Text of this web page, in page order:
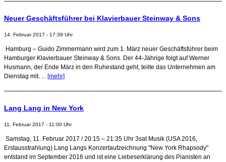
Neuer Geschäftsführer bei Klavierbauer Steinway & Sons
14. Februar 2017 - 17:39 Uhr
Hamburg – Guido Zimmermann wird zum 1. März neuer Geschäftsführer beim
Hamburger Klavierbauer Steinway & Sons. Der 44-Jährige folgt auf Werner
Husmann, der Ende März in den Ruhestand geht, teilte das Unternehmen am
Dienstag mit. ... [mehr]
Lang Lang in New York
11. Februar 2017 - 11:00 Uhr
Samstag, 11. Februar 2017 / 20:15 – 21:35 Uhr 3sat Musik (USA 2016,
Erstausstrahlung) Lang Langs Konzertaufzeichnung "New York Rhapsody"
entstand im September 2016 und ist eine Liebeserklärung des Pianisten an